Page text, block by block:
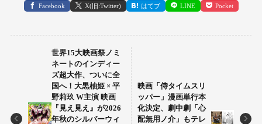
Facebook X(旧:Twitter) はてブ LINE Pocket
世界15大映画祭ノミ
ネートのインディー
ズ超大作、ついに全
国へ！大黒柚姫 × 平
野莉玖 W主演 映画
『見え見え』が2026
年秋のシルバーウィ
映画「侍タイムスリ
ッパー」漫画単行本
化決定、劇中劇「心
配無用ノ介」もテレ